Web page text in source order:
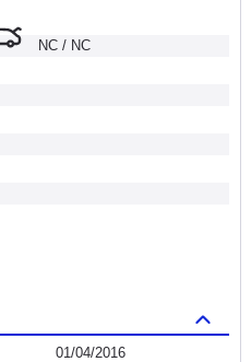
NC / NC
01/04/2016